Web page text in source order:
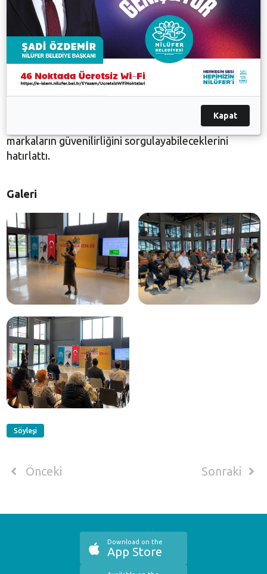
Dünya açlık ve obeziteyle mücadele ederken, “gıdaya
sahip çıkmanın” önemine değinen Tokat, alışveriş
yaparken ürün etiketlerinde dikkat edilmesi gereken
bilgileri de paylaştı. Mevzuata göre menşei,
içindekiler, son tüketim tarihi ve tavsiye edilen
tüketim tarihi gibi bilgilerin mutlaka etiketlerde yer
alması gerektiğini vurgulayan Tokat, ayrıca
“guvenilirgida.tarimorman.gov.tr” adresi üzerinden
markaların güvenilirliğini sorgulayabileceklerini
hatırlattı.
Galeri
Söyleşi
Önceki Sonraki
Download on the
App Store
Kapat